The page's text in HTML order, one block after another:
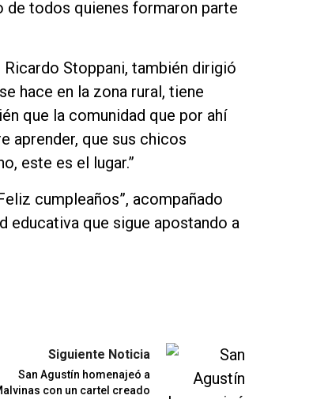
todos quienes formaron parte
Stoppani, también dirigió
hace en la zona rural, tiene
que la comunidad que por ahí
aprender, que sus chicos
este es el lugar.”
cumpleaños”, acompañado
educativa que sigue apostando a
Siguiente Noticia
San Agustín homenajeó a
con un cartel creado